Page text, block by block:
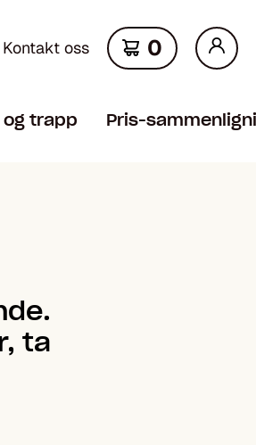
Kontakt oss 0
og trapp Pris-
ta